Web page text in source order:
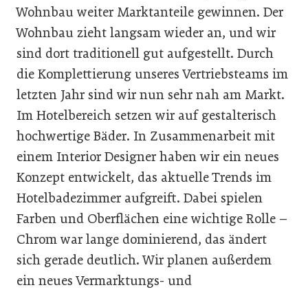
Wohnbau weiter Marktanteile gewinnen. Der
Wohnbau zieht langsam wieder an, und wir
sind dort traditionell gut aufgestellt. Durch
die Komplettierung unseres Vertriebsteams im
letzten Jahr sind wir nun sehr nah am Markt.
Im Hotelbereich setzen wir auf gestalterisch
hochwertige Bäder. In Zusammenarbeit mit
einem Interior Designer haben wir ein neues
Konzept entwickelt, das aktuelle Trends im
Hotelbadezimmer aufgreift. Dabei spielen
Farben und Oberflächen eine wichtige Rolle –
Chrom war lange dominierend, das ändert
sich gerade deutlich. Wir planen außerdem
ein neues Vermarktungs- und